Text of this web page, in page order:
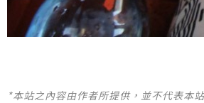
*本站之內容由作者所提供，並不代表本